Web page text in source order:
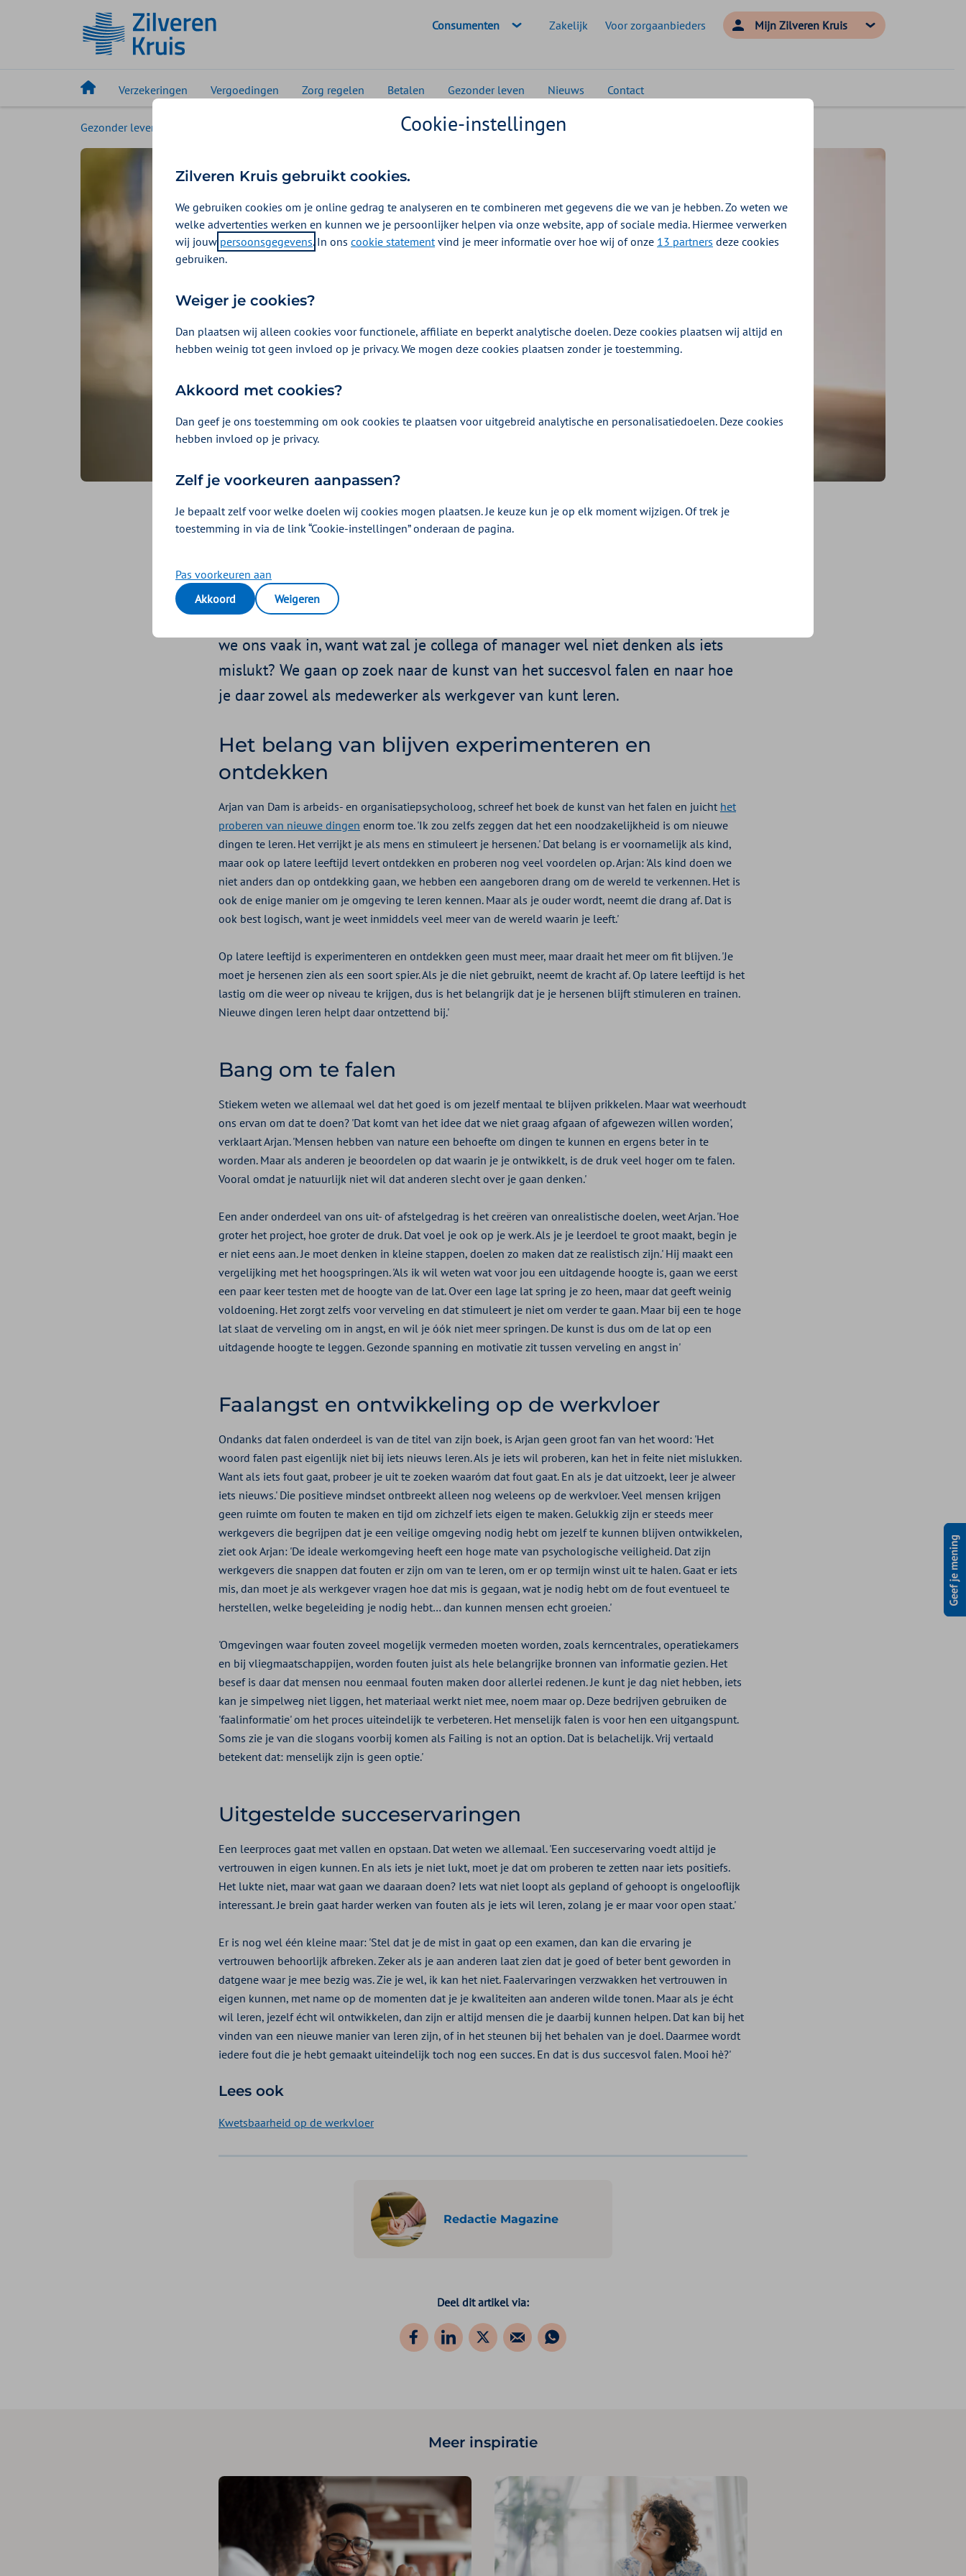
Geselecteerde doelgroep:
Consumenten Zakelijk Voor zorgaanbieders Mijn Zilveren Kruis
Verzekeringen Vergoedingen Zorg regelen Betalen Gezonder leven Nieuws Contact
Gezonder leven De kunst van het succesvol falen
De kunst van het succesvol falen
Het is goed om nieuwe dingen te proberen, hoor je vaak. Maar waarom is dat?
En waarom doen we het dan zo weinig? Met name op de werkvloer houden
we ons vaak in, want wat zal je collega of manager wel niet denken als iets
mislukt? We gaan op zoek naar de kunst van het succesvol falen en naar hoe
je daar zowel als medewerker als werkgever van kunt leren.
Het belang van blijven experimenteren en
ontdekken
Arjan van Dam is arbeids- en organisatiepsycholoog, schreef het boek de kunst van het falen en juicht het
proberen van nieuwe dingen enorm toe. 'Ik zou zelfs zeggen dat het een noodzakelijkheid is om nieuwe
dingen te leren. Het verrijkt je als mens en stimuleert je hersenen.' Dat belang is er voornamelijk als kind,
maar ook op latere leeftijd levert ontdekken en proberen nog veel voordelen op. Arjan: 'Als kind doen we
niet anders dan op ontdekking gaan, we hebben een aangeboren drang om de wereld te verkennen. Het is
ook de enige manier om je omgeving te leren kennen. Maar als je ouder wordt, neemt die drang af. Dat is
ook best logisch, want je weet inmiddels veel meer van de wereld waarin je leeft.'
Op latere leeftijd is experimenteren en ontdekken geen must meer, maar draait het meer om fit blijven. 'Je
moet je hersenen zien als een soort spier. Als je die niet gebruikt, neemt de kracht af. Op latere leeftijd is het
lastig om die weer op niveau te krijgen, dus is het belangrijk dat je je hersenen blijft stimuleren en trainen.
Nieuwe dingen leren helpt daar ontzettend bij.'
Bang om te falen
Stiekem weten we allemaal wel dat het goed is om jezelf mentaal te blijven prikkelen. Maar wat weerhoudt
ons ervan om dat te doen? 'Dat komt van het idee dat we niet graag afgaan of afgewezen willen worden',
verklaart Arjan. 'Mensen hebben van nature een behoefte om dingen te kunnen en ergens beter in te
worden. Maar als anderen je beoordelen op dat waarin je je ontwikkelt, is de druk veel hoger om te falen.
Vooral omdat je natuurlijk niet wil dat anderen slecht over je gaan denken.'
Een ander onderdeel van ons uit- of afstelgedrag is het creëren van onrealistische doelen, weet Arjan. 'Hoe
groter het project, hoe groter de druk. Dat voel je ook op je werk. Als je je leerdoel te groot maakt, begin je
er niet eens aan. Je moet denken in kleine stappen, doelen zo maken dat ze realistisch zijn.' Hij maakt een
vergelijking met het hoogspringen. 'Als ik wil weten wat voor jou een uitdagende hoogte is, gaan we eerst
een paar keer testen met de hoogte van de lat. Over een lage lat spring je zo heen, maar dat geeft weinig
voldoening. Het zorgt zelfs voor verveling en dat stimuleert je niet om verder te gaan. Maar bij een te hoge
lat slaat de verveling om in angst, en wil je óók niet meer springen. De kunst is dus om de lat op een
uitdagende hoogte te leggen. Gezonde spanning en motivatie zit tussen verveling en angst in'
Faalangst en ontwikkeling op de werkvloer
Ondanks dat falen onderdeel is van de titel van zijn boek, is Arjan geen groot fan van het woord: 'Het
woord falen past eigenlijk niet bij iets nieuws leren. Als je iets wil proberen, kan het in feite niet mislukken.
Want als iets fout gaat, probeer je uit te zoeken waaróm dat fout gaat. En als je dat uitzoekt, leer je alweer
iets nieuws.' Die positieve mindset ontbreekt alleen nog weleens op de werkvloer. Veel mensen krijgen
geen ruimte om fouten te maken en tijd om zichzelf iets eigen te maken. Gelukkig zijn er steeds meer
werkgevers die begrijpen dat je een veilige omgeving nodig hebt om jezelf te kunnen blijven ontwikkelen,
ziet ook Arjan: 'De ideale werkomgeving heeft een hoge mate van psychologische veiligheid. Dat zijn
werkgevers die snappen dat fouten er zijn om van te leren, om er op termijn winst uit te halen. Gaat er iets
mis, dan moet je als werkgever vragen hoe dat mis is gegaan, wat je nodig hebt om de fout eventueel te
herstellen, welke begeleiding je nodig hebt… dan kunnen mensen echt groeien.'
'Omgevingen waar fouten zoveel mogelijk vermeden moeten worden, zoals kerncentrales, operatiekamers
en bij vliegmaatschappijen, worden fouten juist als hele belangrijke bronnen van informatie gezien. Het
besef is daar dat mensen nou eenmaal fouten maken door allerlei redenen. Je kunt je dag niet hebben, iets
kan je simpelweg niet liggen, het materiaal werkt niet mee, noem maar op. Deze bedrijven gebruiken de
'faalinformatie' om het proces uiteindelijk te verbeteren. Het menselijk falen is voor hen een uitgangspunt.
Soms zie je van die slogans voorbij komen als Failing is not an option. Dat is belachelijk. Vrij vertaald
betekent dat: menselijk zijn is geen optie.'
Uitgestelde succeservaringen
Een leerproces gaat met vallen en opstaan. Dat weten we allemaal. 'Een succeservaring voedt altijd je
vertrouwen in eigen kunnen. En als iets je niet lukt, moet je dat om proberen te zetten naar iets positiefs.
Het lukte niet, maar wat gaan we daaraan doen? Iets wat niet loopt als gepland of gehoopt is ongelooflijk
interessant. Je brein gaat harder werken van fouten als je iets wil leren, zolang je er maar voor open staat.'
Er is nog wel één kleine maar: 'Stel dat je de mist in gaat op een examen, dan kan die ervaring je
vertrouwen behoorlijk afbreken. Zeker als je aan anderen laat zien dat je goed of beter bent geworden in
datgene waar je mee bezig was. Zie je wel, ik kan het niet. Faalervaringen verzwakken het vertrouwen in
eigen kunnen, met name op de momenten dat je je kwaliteiten aan anderen wilde tonen. Maar als je écht
wil leren, jezelf écht wil ontwikkelen, dan zijn er altijd mensen die je daarbij kunnen helpen. Dat kan bij het
vinden van een nieuwe manier van leren zijn, of in het steunen bij het behalen van je doel. Daarmee wordt
iedere fout die je hebt gemaakt uiteindelijk toch nog een succes. En dat is dus succesvol falen. Mooi hè?'
Lees ook
Kwetsbaarheid op de werkvloer
Redactie Magazine
Deel dit artikel via:
Meer inspiratie
Cookie-instellingen
Zilveren Kruis gebruikt cookies.
We gebruiken cookies om je online gedrag te analyseren en te combineren met gegevens die we van je hebben. Zo weten we
welke advertenties werken en kunnen we je persoonlijker helpen via onze website, app of sociale media. Hiermee verwerken
wij jouw persoonsgegevens. In ons cookie statementvind je meer informatie over hoe wij of onze 13 partners deze cookies
gebruiken.
Weiger je cookies?
Dan plaatsen wij alleen cookies voor functionele, affiliate en beperkt analytische doelen. Deze cookies plaatsen wij altijd en
hebben weinig tot geen invloed op je privacy. We mogen deze cookies plaatsen zonder je toestemming.
Akkoord met cookies?
Dan geef je ons toestemming om ook cookies te plaatsen voor uitgebreid analytische en personalisatiedoelen. Deze cookies
hebben invloed op je privacy.
Zelf je voorkeuren aanpassen?
Je bepaalt zelf voor welke doelen wij cookies mogen plaatsen. Je keuze kun je op elk moment wijzigen. Of trek je
toestemming in via de link “Cookie-instellingen” onderaan de pagina.
Pas voorkeuren aan
Akkoord
Weigeren